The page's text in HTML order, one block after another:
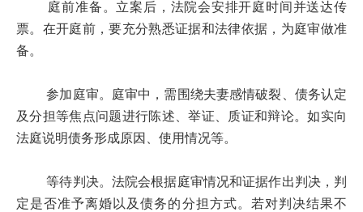
庭前准备。立案后，法院会安排开庭时间并送达传
票。在开庭前，要充分熟悉证据和法律依据，为庭审做准
备。
参加庭审。庭审中，需围绕夫妻感情破裂、债务认定
及分担等焦点问题进行陈述、举证、质证和辩论。如实向
法庭说明债务形成原因、使用情况等。
等待判决。法院会根据庭审情况和证据作出判决，判
定是否准予离婚以及债务的分担方式。若对判决结果不